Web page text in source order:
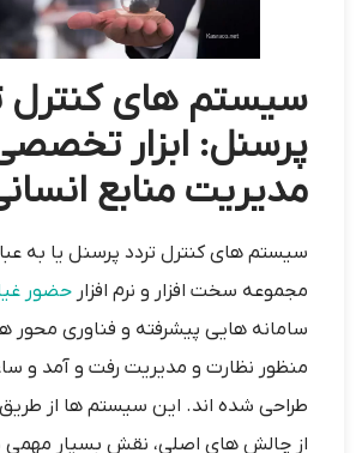
سیستم‌ های کنترل
پرسنل: ابزار
مدیریت منابع
سیستم های کنترل تردد پرسنل یا به
مجموعه سخت افزار و نرم افزار حضور
سامانه‌ هایی پیشرفته و فناوری محور
منظور نظارت و مدیریت رفت و آمد و
طراحی شده اند. این سیستم‌ ها از
از چالش‌ های اصلی، نقش بسیار مهمی